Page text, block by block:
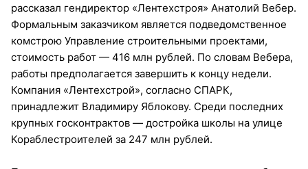
рассказал гендиректор «Лентехстроя» Анатолий Вебер.
Формальным заказчиком является подведомственное
комстрою Управление строительными проектами,
стоимость работ — 416 млн рублей. По словам Вебера,
работы предполагается завершить к концу недели.
Компания «Лентехстрой», согласно СПАРК,
принадлежит Владимиру Яблокову. Среди последних
крупных госконтрактов — достройка школы на улице
Кораблестроителей за 247 млн рублей.